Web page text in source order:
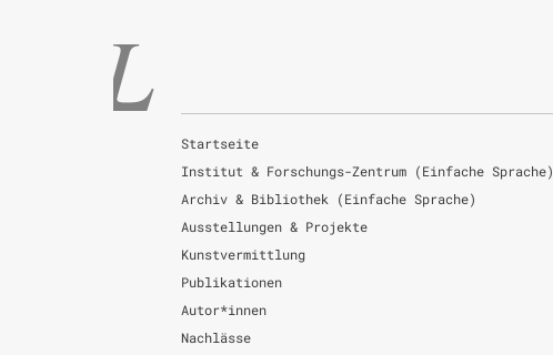
Startseite
Institut & Forschungs-Zentrum (Einfache Sprache)
Archiv & Bibliothek (Einfache Sprache)
Ausstellungen & Projekte
Kunstvermittlung
Publikationen
Autor*innen
Nachlässe